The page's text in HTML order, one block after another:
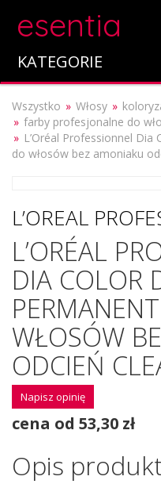
esentia
KATEGORIE
Wszystko Włosy
farby profesjonalne do
L’Oréal Professionnel
do włosów bez amoniaku
L’OREAL
L’ORÉAL
DIA COLOR
WŁOSÓW
ODCIEŃ
Napisz opinię
cena od 53,30 zł
Opis